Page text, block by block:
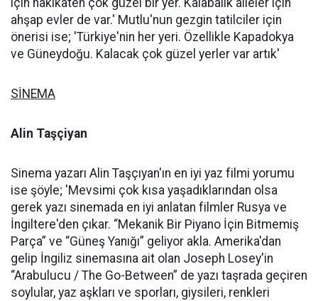
ahşap evler de var.' Mutlu'nun gezgin tatilciler için
önerisi ise; 'Türkiye'nin her yeri. Özellikle Kapadokya
ve Güneydoğu. Kalacak çok güzel yerler var artık'
SİNEMA
Alin Taşçiyan
Sinema yazarı Alin Taşçıyan'ın en iyi yaz filmi yorumu
ise şöyle; 'Mevsimi çok kısa yaşadıklarından olsa
gerek yazı sinemada en iyi anlatan filmler Rusya ve
İngiltere'den çıkar. “Mekanik Bir Piyano İçin Bitmemiş
Parça” ve “Güneş Yanığı” geliyor akla. Amerika'dan
gelip İngiliz sinemasına ait olan Joseph Losey'in
“Arabulucu / The Go-Between” de yazı taşrada geçiren
soylular, yaz aşkları ve sporları, giysileri, renkleri